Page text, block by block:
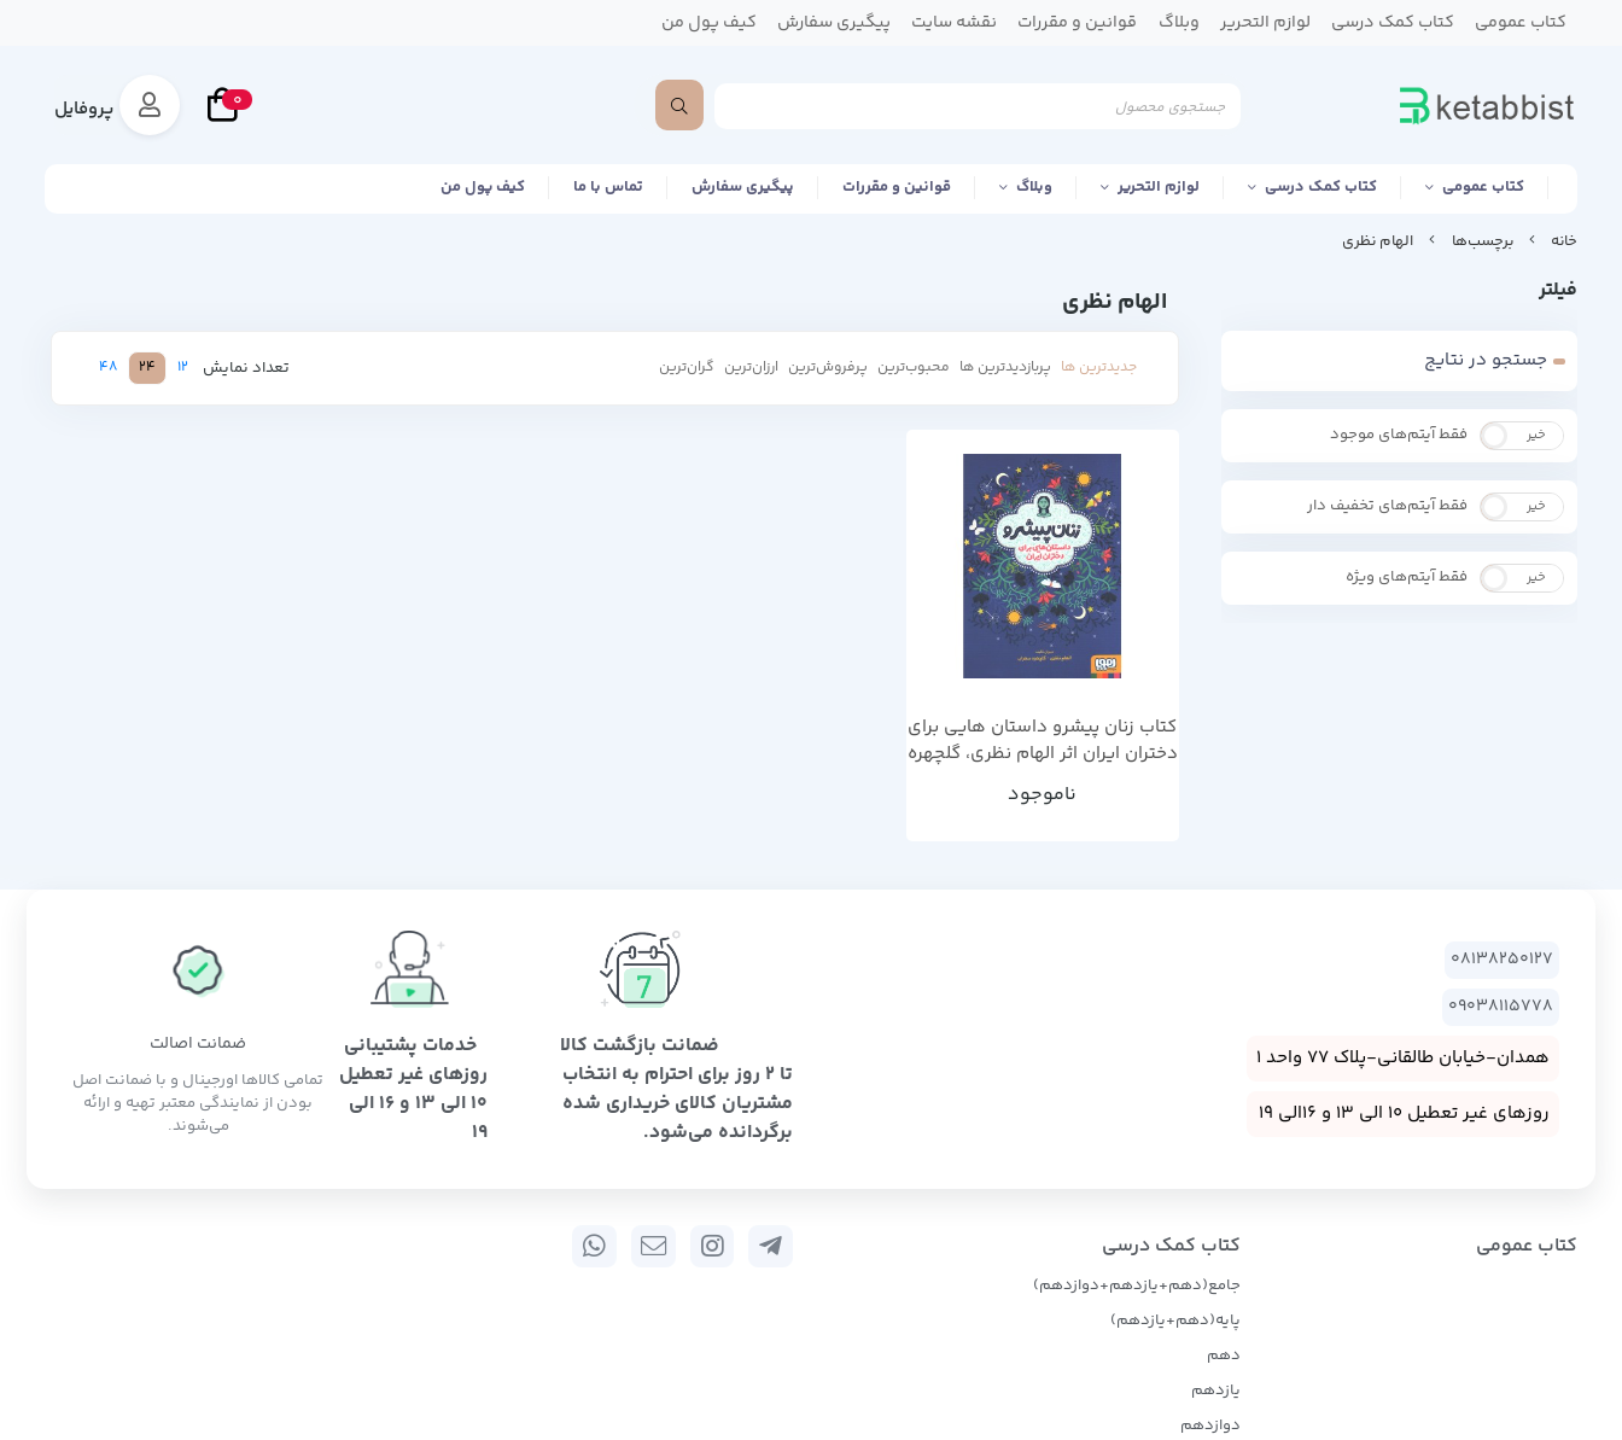
کتاب عمومی کتاب کمک درسی لوازم التحریر وبلاگ قوانین و مقررات نقشه سایت پیگیری سفارش کیف پول من
0 پروفایل
کتاب عمومی کتاب کمک درسی لوازم التحریر وبلاگ قوانین و مقررات پیگیری سفارش تماس با ما کیف پول من
خانه برچسب‌ها الهام نظری
فیلتر
جستجو در نتایج
بله خیر فقط آیتم‌های موجود
بله خیر فقط آیتم‌های تخفیف دار
بله خیر فقط آیتم‌های ویژه
الهام نظری
جدیدترین ها پربازدیدترین ها محبوب‌‌ترین پرفروش‌ترین ارزان‌ترین گران‌ترین تعداد نمایش 12
24
48
کتاب زنان پیشرو داستان هایی برای
دختران ایران اثر الهام نظری، گلچهره
سهراب
ناموجود
08138250127
09038115778
همدان-خیابان طالقانی-پلاک 77 واحد 1
روزهای غیر تعطیل 10 الی 13 و 16الی 19
ضمانت بازگشت کالا
تا 2 روز برای احترام به انتخاب
مشتریان کالای خریداری شده
برگردانده می‌شود.
خدمات پشتیبانی
روزهای غیر تعطیل
10 الی 13 و 16 الی
19
ضمانت اصالت
تمامی کالاها اورجینال و با ضمانت اصل
بودن از نمایندگی معتبر تهیه و ارائه
می‌شوند.
کتاب عمومی کتاب کمک درسی
جامع(دهم+یازدهم+دوازدهم)
پایه(دهم+یازدهم)
دهم
یازدهم
دوازدهم